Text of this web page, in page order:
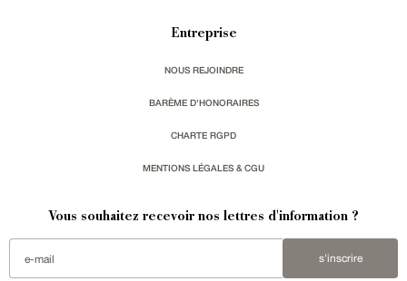
Entreprise
NOUS REJOINDRE
BARÈME D'HONORAIRES
CHARTE RGPD
MENTIONS LÉGALES & CGU
Vous souhaitez recevoir nos lettres d'information ?
s'inscrire